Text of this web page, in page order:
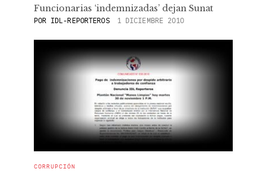
Funcionarias ‘indemnizadas’ dejan Sunat
POR IDL-REPORTEROS 1 DICIEMBRE 2010
CORRUPCIÓN